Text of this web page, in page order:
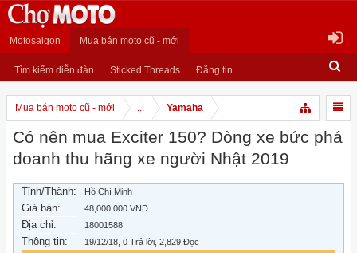
Motosaigon Mua bán moto cũ - mới
Tìm kiếm diễn đàn Sticked Threads Đăng tin
Mua bán moto cũ - mới ... Yamaha
Có nên mua Exciter 150? Dòng xe bức phá
doanh thu hãng xe người Nhật 2019
Tỉnh/Thành: Hồ Chí Minh
Giá bán: 48,000,000 VNĐ
Địa chỉ: 18001588
Thông tin: 19/12/18 , 0 Trả lời, 2,829 Đọc